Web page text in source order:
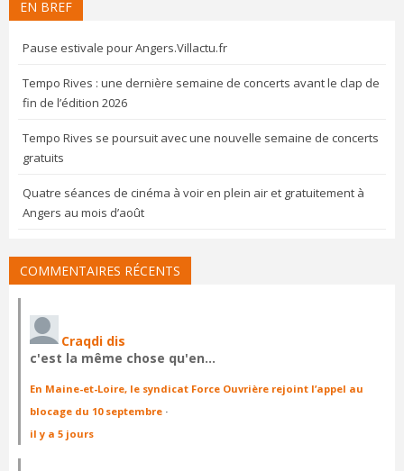
EN BREF
Pause estivale pour Angers.Villactu.fr
Tempo Rives : une dernière semaine de concerts avant le clap de
fin de l’édition 2026
Tempo Rives se poursuit avec une nouvelle semaine de concerts
gratuits
Quatre séances de cinéma à voir en plein air et gratuitement à
Angers au mois d’août
COMMENTAIRES RÉCENTS
Craqdi dis
c'est la même chose qu'en…
En Maine-et-Loire, le syndicat Force Ouvrière rejoint l’appel au
blocage du 10 septembre ·
il y a 5 jours